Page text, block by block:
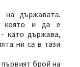
на държавата.
която и да е
като държава,
ни са в тази
брой на